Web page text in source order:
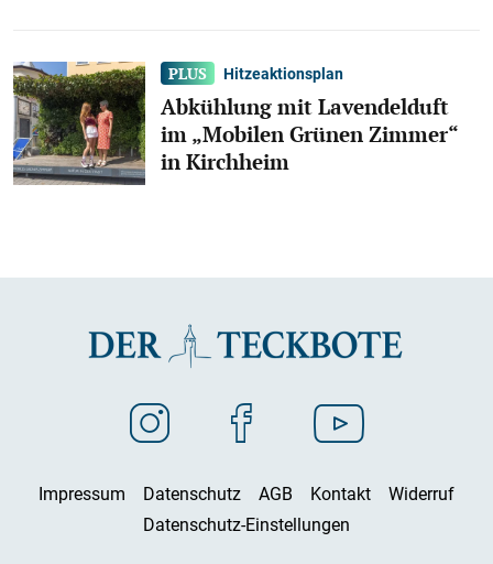
Hitzeaktionsplan
Abkühlung mit Lavendelduft
im „Mobilen Grünen Zimmer“
in Kirchheim
Impressum Datenschutz AGB Kontakt
Widerruf
Datenschutz-Einstellungen